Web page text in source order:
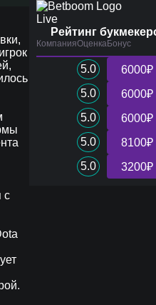
с
Live
Рейтинг
КомпанияОценкаБонус
5.0
6000₽
5.0
6000₽
5.0
6000₽
5.0
8100₽
5.0
3200₽